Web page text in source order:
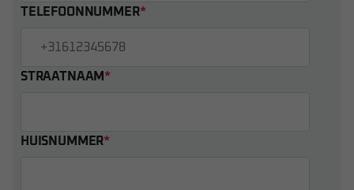
TELEFOONNUMMER*
STRAATNAAM *
HUISNUMMER*